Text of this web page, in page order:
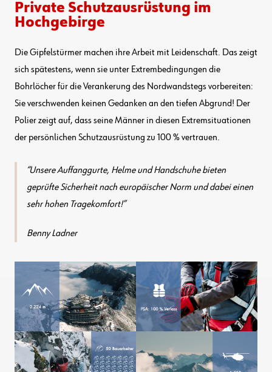
Private Schutzausrüstung im
Hochgebirge
Die Gipfelstürmer machen ihre Arbeit mit Leidenschaft. Das zeigt
sich spätestens, wenn sie unter Extrembedingungen die
Bohrlöcher für die Verankerung des Nordwandstegs vorbereiten:
Sie verschwenden keinen Gedanken an den tiefen Abgrund! Der
Polier zeigt auf, dass seine Männer in diesen Extremsituationen
der persönlichen Schutzausrüstung zu 100 % vertrauen.
Unsere Auffanggurte, Helme und Handschuhe bieten
geprüfte Sicherheit nach europäischer Norm und dabei einen
sehr hohen Tragekomfort!
Benny Ladner